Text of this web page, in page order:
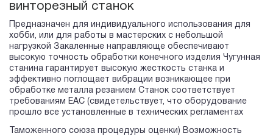
винторезный станок
Предназначен для индивидуального использования для
хобби, или для работы в мастерских с небольшой
нагрузкой Закаленные направляюще обеспечивают
высокую точность обработки конечного изделия Чугунная
станина гарантирует высокую жесткость станка и
эффективно поглощает вибрации возникающее при
обработке металла резанием Станок соответствует
требованиям ЕАС (свидетельствует, что оборудование
прошло все установленные в технических регламентах
Таможенного союза процедуры оценки) Возможность